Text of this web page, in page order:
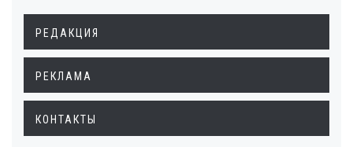
РЕДАКЦИЯ
РЕКЛАМА
КОНТАКТЫ